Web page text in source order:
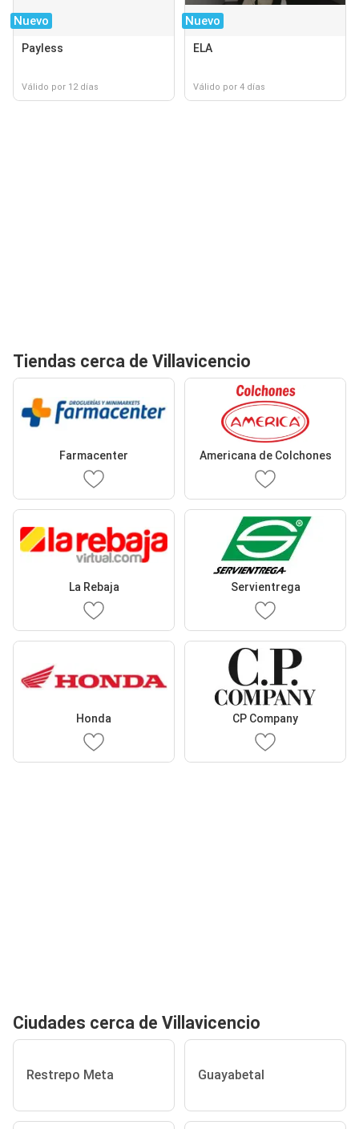
Nuevo
Payless
Válido por 12 días
Nuevo
ELA
Válido por 4 días
Tiendas cerca de Villavicencio
Farmacenter Americana de Colchones
La Rebaja Servientrega
Honda CP Company
Ciudades cerca de Villavicencio
Restrepo Meta Guayabetal